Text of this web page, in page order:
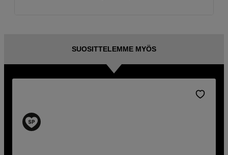
SUOSITTELEMME MYÖS